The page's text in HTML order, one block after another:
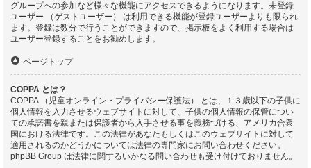
グループへの参加など様々な機能にアクセスできるようになります。未登録
ユーザー （ゲストユーザー） は利用できる機能が登録ユーザーよりも限られ
ます。登録は数分で行うことができますので、掲示板をよく利用する場合は
ユーザー登録することをお勧めします。
ページトップ
COPPA とは？
COPPA （児童オンライン・プライバシー保護法） とは、１３歳以下の子供に
個人情報を入力させるウェブサイトに対して、子供の個人情報の保管につい
ての承諾書を親または保護者から入手させる事を義務づける、アメリカ合衆
国における法律です。この法律があなたもしくはこのウェブサイトに対して
適用されるのかどうかについては法律の専門家にお問い合わせください。
phpBB Group は法律に関するいかなる問い合わせも受け付けておりません。